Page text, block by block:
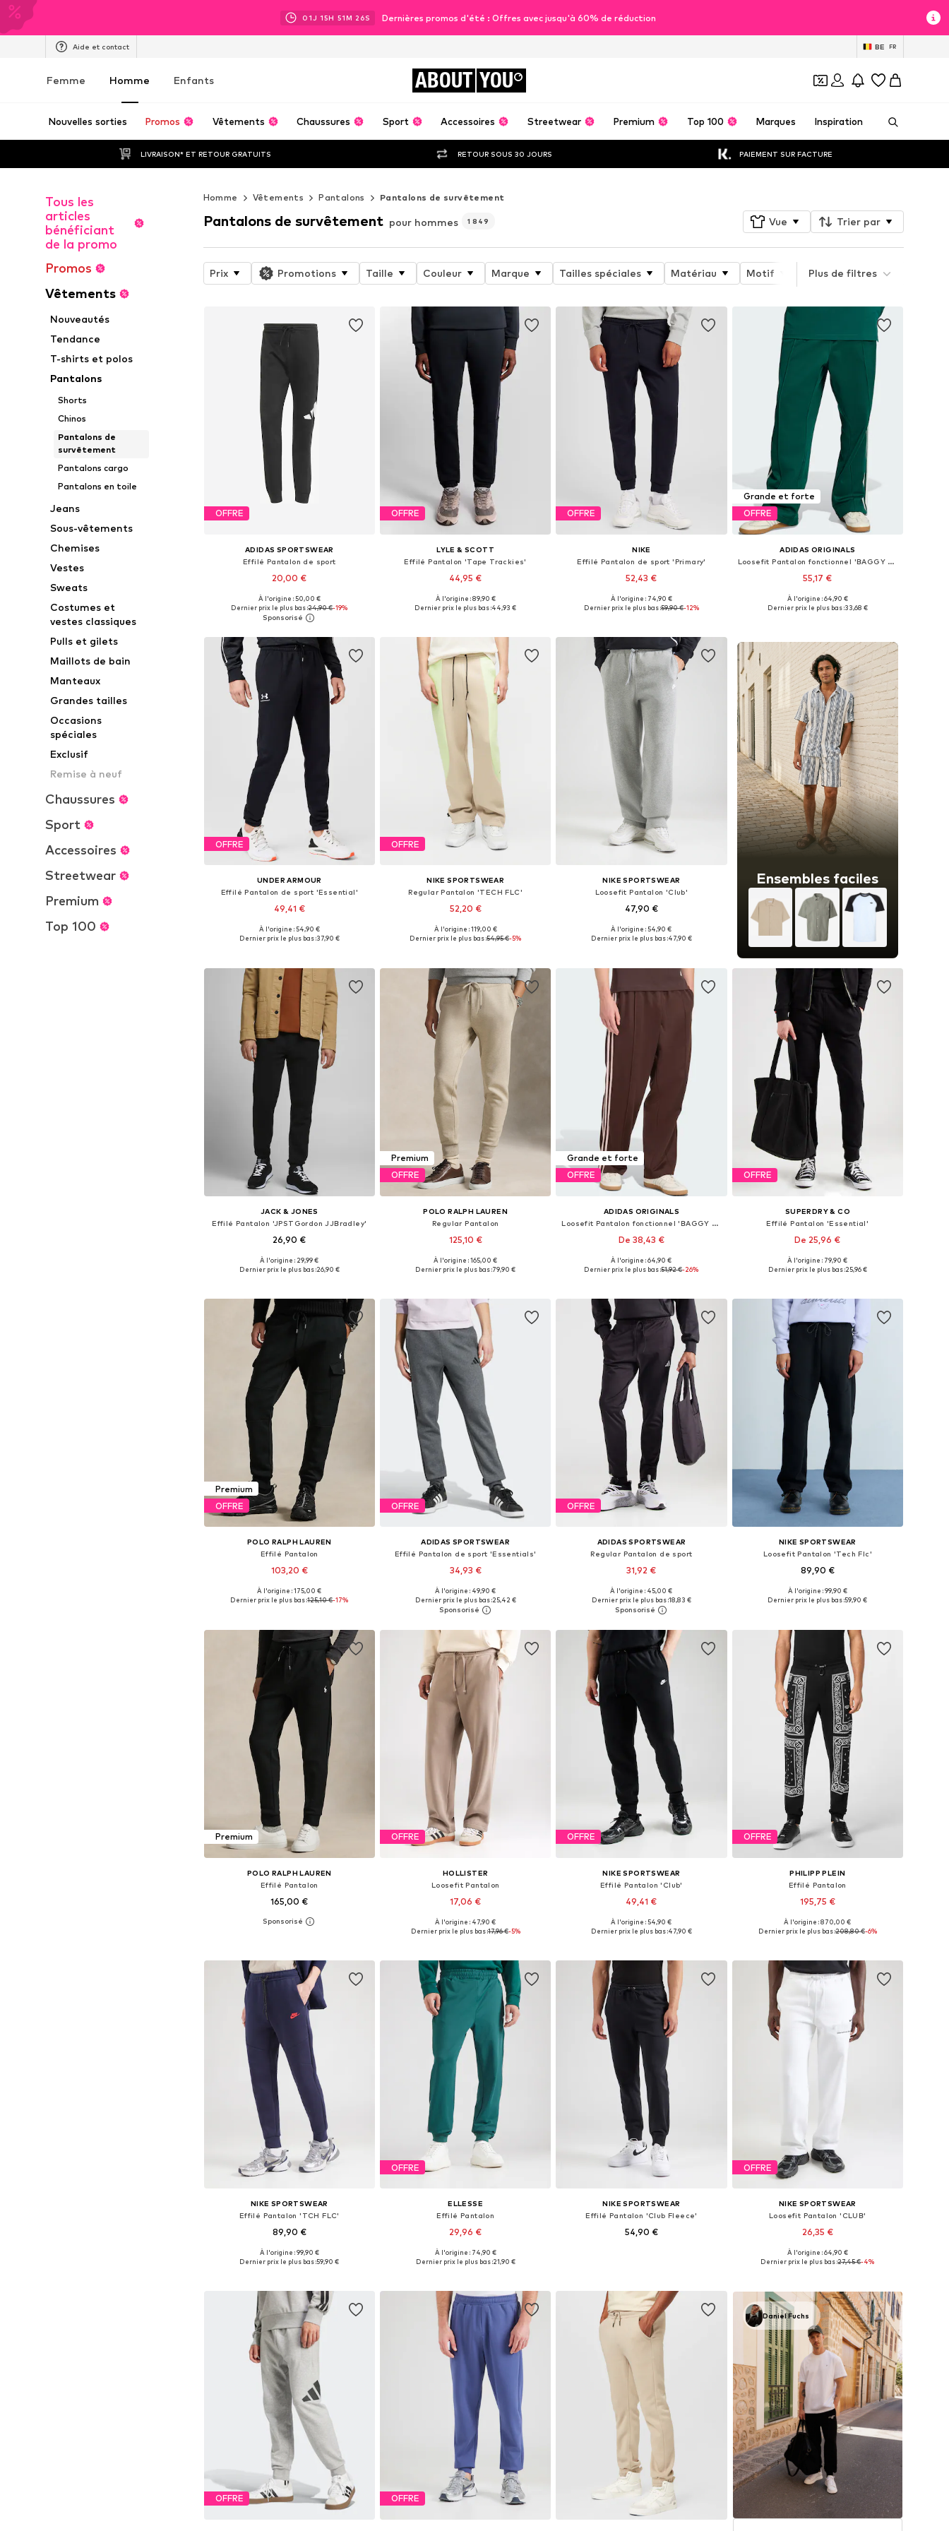
01J 15H 51M 23S Dernières promos d'été : Offres avec jusqu'à 60% de réduction
Aide et contact BE FR
Femme Homme Enfants ABOUT YOU
Nouvelles sorties Promos Vêtements Chaussures Sport Accessoires Streetwear Premium Top 100 Marques Inspiration
LIVRAISON* ET RETOUR GRATUITS RETOUR SOUS 30 JOURS PAIEMENT SUR FACTURE
Tous les
articles
bénéficiant
de la promo
Promos
Vêtements
Nouveautés
Tendance
T-shirts et polos
Pantalons
Shorts
Chinos
Pantalons de
survêtement
Pantalons cargo
Pantalons en toile
Jeans
Sous-vêtements
Chemises
Vestes
Sweats
Costumes et
vestes classiques
Pulls et gilets
Maillots de bain
Manteaux
Grandes tailles
Occasions
spéciales
Exclusif
Remise à neuf
Chaussures
Sport
Accessoires
Streetwear
Premium
Top 100
Homme Vêtements Pantalons Pantalons de survêtement
Pantalons de survêtement pour hommes 1 849 Vue Trier par
Prix Promotions Taille Couleur Marque Tailles spéciales Matériau Motif Propriétés du produit
Plus de filtres
OFFRE
ADIDAS SPORTSWEAR
Effilé Pantalon de sport
20,00 €
Tailles disponibles: XS, M, XL
Ajouter au panier
À l'origine : 50,00 €
Dernier prix le plus bas :24,90 €-19%
OFFRE
LYLE & SCOTT
Effilé Pantalon 'Tape Trackies'
44,95 €
Tailles disponibles: 31-32, 33, 34, 35-36
À l'origine : 89,90 €
Dernier prix le plus bas :44,93 €
OFFRE
NIKE
Effilé Pantalon de sport 'Primary'
52,43 €
Tailles disponibles: M, L, XL, XXL
À l'origine : 74,90 €
Dernier prix le plus bas :59,90 €-12%
Grande et forte
OFFRE
ADIDAS ORIGINALS
Loosefit Pantalon fonctionnel 'BAGGY TRACK'
55,17 €
+1
À l'origine : 64,90 €
Dernier prix le plus bas :33,68 €
OFFRE
UNDER ARMOUR
Effilé Pantalon de sport 'Essential'
49,41 €
+1
Tailles disponibles: XS, S, M, L, XL
À l'origine : 54,90 €
Dernier prix le plus bas :37,90 €
OFFRE
NIKE SPORTSWEAR
Regular Pantalon 'TECH FLC'
52,20 €
Disponible en plusieurs tailles
À l'origine : 119,00 €
Dernier prix le plus bas :54,95 €-5%
NIKE SPORTSWEAR
Loosefit Pantalon 'Club'
47,90 €
Disponible en plusieurs tailles
À l'origine : 54,90 €
Dernier prix le plus bas :47,90 €
Ensembles faciles
JACK & JONES
Effilé Pantalon 'JPSTGordon JJBradley'
26,90 €
Disponible en plusieurs tailles
À l'origine : 29,99 €
Dernier prix le plus bas :26,90 €
Premium
OFFRE
POLO RALPH LAUREN
Regular Pantalon
125,10 €
Disponible en plusieurs tailles
À l'origine : 165,00 €
Dernier prix le plus bas :79,90 €
Grande et forte
OFFRE
ADIDAS ORIGINALS
Loosefit Pantalon fonctionnel 'BAGGY TRACK'
De 38,43 €
+1
À l'origine : 64,90 €
Dernier prix le plus bas :51,92 €-26%
OFFRE
SUPERDRY & CO
Effilé Pantalon 'Essential'
De 25,96 €
+3
Disponible en plusieurs tailles
À l'origine : 79,90 €
Dernier prix le plus bas :25,96 €
Premium
OFFRE
POLO RALPH LAUREN
Effilé Pantalon
103,20 €
Tailles disponibles: 29-30, 31-32, 34, 35-36
À l'origine : 175,00 €
Dernier prix le plus bas :125,10 €-17%
OFFRE
ADIDAS SPORTSWEAR
Effilé Pantalon de sport 'Essentials'
34,93 €
+2
Tailles disponibles: S, M, L
Ajouter au panier
À l'origine : 49,90 €
Dernier prix le plus bas :25,42 €
OFFRE
ADIDAS SPORTSWEAR
Regular Pantalon de sport
31,92 €
Ajouter au panier
À l'origine : 45,00 €
Dernier prix le plus bas :18,83 €
NIKE SPORTSWEAR
Loosefit Pantalon 'Tech Flc'
89,90 €
+1
Disponible en plusieurs tailles
À l'origine : 99,90 €
Dernier prix le plus bas :59,90 €
Premium
POLO RALPH LAUREN
Effilé Pantalon
165,00 €
Disponible en plusieurs tailles
OFFRE
HOLLISTER
Loosefit Pantalon
17,06 €
Tailles disponibles: 31-32, 34, 35-36, 38
À l'origine : 47,90 €
Dernier prix le plus bas :17,96 €-5%
OFFRE
NIKE SPORTSWEAR
Effilé Pantalon 'Club'
49,41 €
+6
Disponible en plusieurs tailles
À l'origine : 54,90 €
Dernier prix le plus bas :47,90 €
OFFRE
PHILIPP PLEIN
Effilé Pantalon
195,75 €
Disponible en plusieurs tailles
À l'origine : 870,00 €
Dernier prix le plus bas :208,80 €-6%
NIKE SPORTSWEAR
Effilé Pantalon 'TCH FLC'
89,90 €
+8
Disponible en plusieurs tailles
À l'origine : 99,90 €
Dernier prix le plus bas :59,90 €
OFFRE
ELLESSE
Effilé Pantalon
29,96 €
Disponible en plusieurs tailles
À l'origine : 74,90 €
Dernier prix le plus bas :21,90 €
NIKE SPORTSWEAR
Effilé Pantalon 'Club Fleece'
54,90 €
OFFRE
NIKE SPORTSWEAR
Loosefit Pantalon 'CLUB'
26,35 €
Tailles disponibles: 33, 34, 35-36, 38
À l'origine : 64,90 €
Dernier prix le plus bas :27,45 €-4%
OFFRE OFFRE
Daniel Fuchs